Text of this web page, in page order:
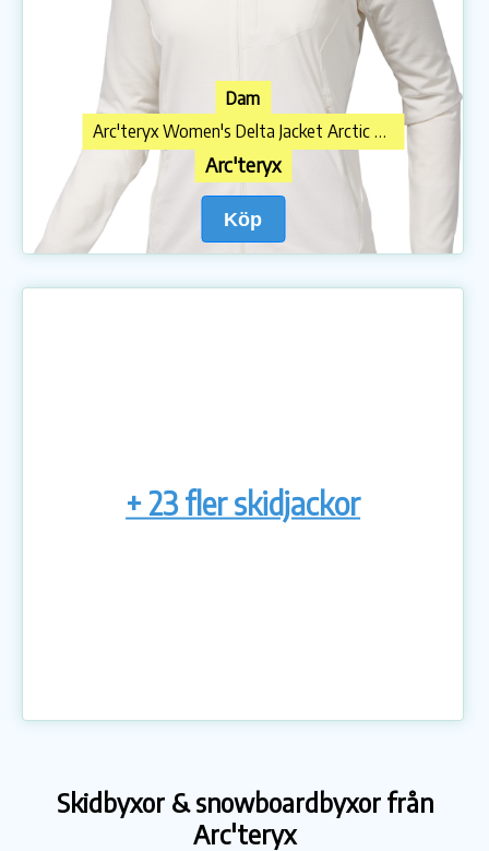
Dam
Arc'teryx Women's Delta Jacket Arctic Silk
Arc'teryx
Köp
+ 23 fler skidjackor
Skidbyxor & snowboardbyxor från
Arc'teryx